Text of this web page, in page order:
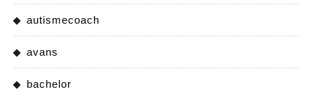
autismecoach
avans
bachelor